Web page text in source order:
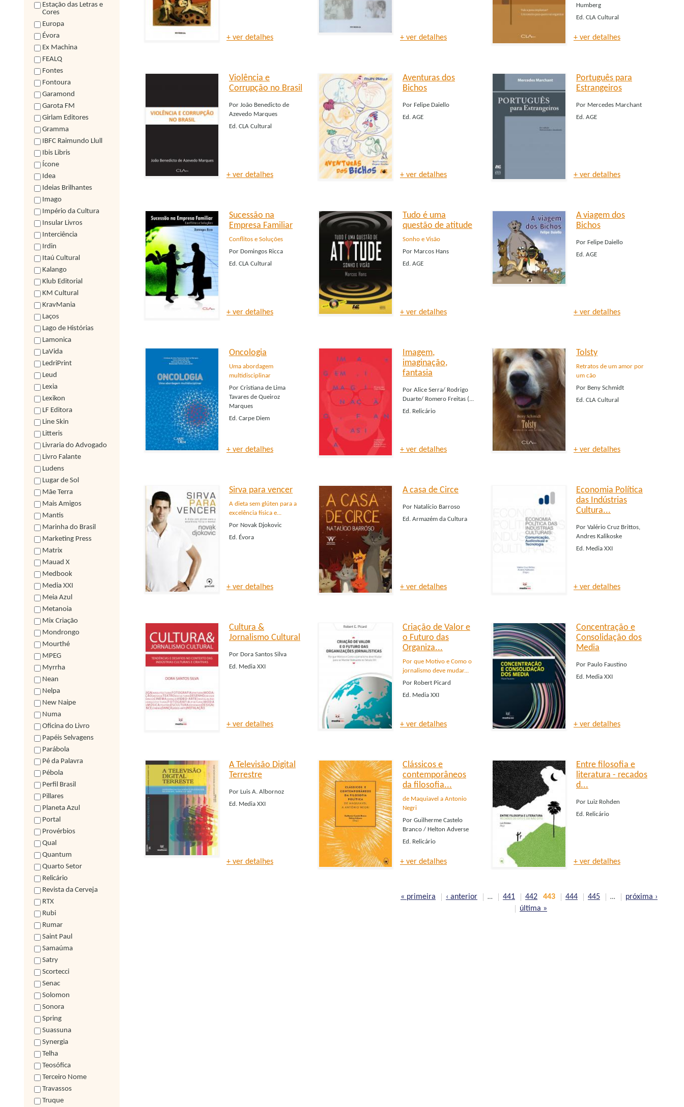
Estação das Letras e
Cores
Europa
Évora
Ex Machina
FEALQ
Fontes
Fontoura
Garamond
Garota FM
Girlam Editores
Gramma
IBFC Raimundo Llull
Ibis Libris
Ícone
Idea
Ideias Brilhantes
Imago
Império da Cultura
Insular Livros
Interciência
Irdin
Itaú Cultural
Kalango
Klub Editorial
KM Cultural
KravMania
Laços
Lago de Histórias
Lamonica
LaVida
LedriPrint
Leud
Lexia
Lexikon
LF Editora
Line Skin
Litteris
Livraria do Advogado
Livro Falante
Ludens
Lugar de Sol
Mãe Terra
Mais Amigos
Mantis
Marinha do Brasil
Marketing Press
Matrix
Mauad X
Medbook
Media XXI
Meia Azul
Metanoia
Mix Criação
Mondrongo
Mourthé
MPEG
Myrrha
Nean
Nelpa
New Naipe
Numa
Oficina do Livro
Papéis Selvagens
Parábola
Pé da Palavra
Pébola
Perfil Brasil
Pillares
Planeta Azul
Portal
Provérbios
Qual
Quantum
Quarto Setor
Relicário
Revista da Cerveja
RTX
Rubi
Rumar
Saint Paul
Samaúma
Satry
Scortecci
Senac
Solomon
Sonora
Spring
Suassuna
Synergia
Telha
Teosófica
Terceiro Nome
Travassos
Truque
+ ver detalhes + ver detalhes
Humberg
Ed. CLA Cultural
+ ver detalhes
Violência e
Corrupção no Brasil
Por João Benedicto de
Azevedo Marques
Ed. CLA Cultural
+ ver detalhes
Aventuras dos
Bichos
Por Felipe Daiello
Ed. AGE
+ ver detalhes
Português para
Estrangeiros
Por Mercedes Marchant
Ed. AGE
+ ver detalhes
Sucessão na
Empresa Familiar
Conflitos e Soluções
Por Domingos Ricca
Ed. CLA Cultural
+ ver detalhes
Tudo é uma
questão de atitude
Sonho e Visão
Por Marcos Hans
Ed. AGE
+ ver detalhes
A viagem dos
Bichos
Por Felipe Daiello
Ed. AGE
+ ver detalhes
Oncologia
Uma abordagem
multidisciplinar
Por Cristiana de Lima
Tavares de Queiroz
Marques
Ed. Carpe Diem
+ ver detalhes
Imagem,
imaginação,
fantasia
Por Alice Serra/ Rodrigo
Duarte/ Romero Freitas (...
Ed. Relicário
+ ver detalhes
Tolsty
Retratos de um amor por
um cão
Por Beny Schmidt
Ed. CLA Cultural
+ ver detalhes
Sirva para vencer
A dieta sem glúten para a
excelência física e...
Por Novak Djokovic
Ed. Évora
+ ver detalhes
A casa de Circe
Por Natalício Barroso
Ed. Armazém da Cultura
+ ver detalhes
Economia Política
das Indústrias
Cultura...
Por Valério Cruz Brittos,
Andres Kalikoske
Ed. Media XXI
+ ver detalhes
Cultura &
Jornalismo Cultural
Por Dora Santos Silva
Ed. Media XXI
+ ver detalhes
Criação de Valor e
o Futuro das
Organiza...
Por que Motivo e Como o
jornalismo deve mudar...
Por Robert Picard
Ed. Media XXI
+ ver detalhes
Concentração e
Consolidação dos
Media
Por Paulo Faustino
Ed. Media XXI
+ ver detalhes
A Televisão Digital
Terrestre
Por Luis A. Albornoz
Ed. Media XXI
+ ver detalhes
Clássicos e
contemporâneos
da filosofia...
de Maquiavel a Antonio
Negri
Por Guilherme Castelo
Branco / Helton Adverse
Ed. Relicário
+ ver detalhes
Entre filosofia e
literatura - recados
d...
Por Luiz Rohden
Ed. Relicário
+ ver detalhes
Páginas
« primeira ‹ anterior … 441 442 443 444 445 …
próxima ›
última »